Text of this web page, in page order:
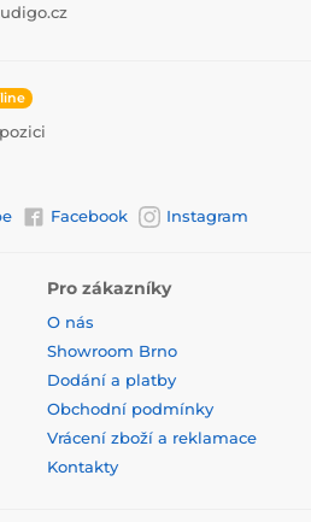
Facebook Instagram
Pro zákazníky
O nás
Showroom Brno
Dodání a platby
Obchodní podmínky
Vrácení zboží a reklamace
Kontakty